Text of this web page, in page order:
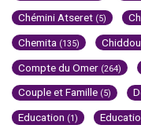
Chémini Atseret (5)
Chemita (135)
Compte du Omer (264)
Couple et Famille (5)
Education (1)